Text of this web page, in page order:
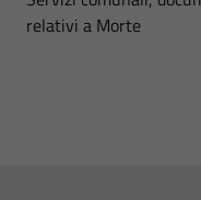
relativi a Morte